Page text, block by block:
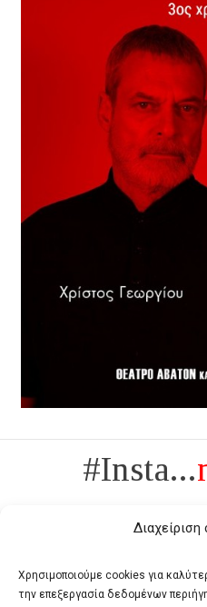
Διαχείριση
Χρησιμοποιούμε cookies για
την επεξεργασία δεδομένων
#Insta...